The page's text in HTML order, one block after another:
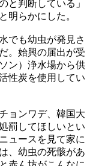
と判断している」
明らかにした。
でも幼虫が発見さ
。始興の届出が受
ン）浄水場から供
性炭を使用してい
ョンワデ、韓国大
罰してほしいとい
ュースを見て家に
、幼虫の死骸があ